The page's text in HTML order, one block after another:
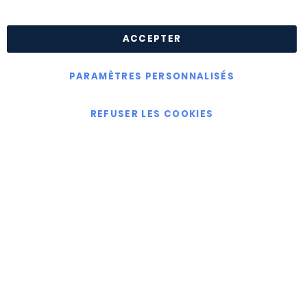
ACCEPTER
PARAMÈTRES PERSONNALISÉS
REFUSER LES COOKIES